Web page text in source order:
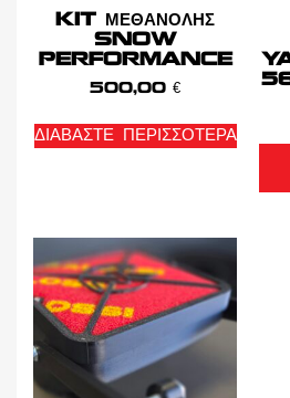
KIT ΜΕΘΑΝΟΛΗΣ
SNOW
PERFORMANCE
500,00 €
ΔΙΑΒΆΣΤΕ ΠΕΡΙΣΣΌΤΕΡΑ